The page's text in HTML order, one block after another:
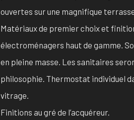
ouvertes sur une magnifique
Matériaux de premier choix et
électroménagers haut de gamme.
en pleine masse. Les sanitaires
philosophie. Thermostat individuel
vitrage.
Finitions au gré de l’acquéreur.